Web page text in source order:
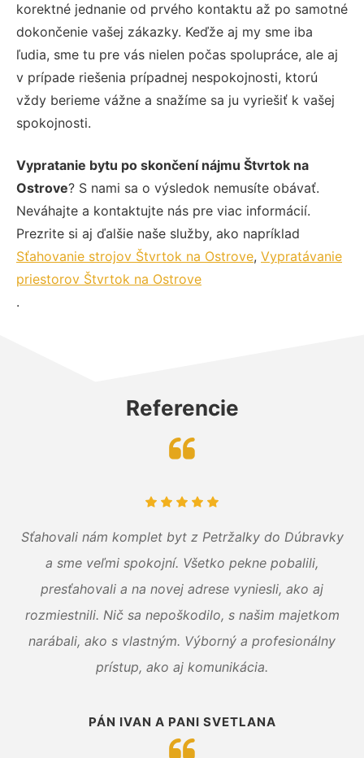
korektné jednanie od prvého kontaktu až po samotné
dokončenie vašej zákazky. Keďže aj my sme iba
ľudia, sme tu pre vás nielen počas spolupráce, ale aj
v prípade riešenia prípadnej nespokojnosti, ktorú
vždy berieme vážne a snažíme sa ju vyriešiť k vašej
spokojnosti.
Vypratanie bytu po skončení nájmu Štvrtok na
Ostrove? S nami sa o výsledok nemusíte obávať.
Neváhajte a kontaktujte nás pre viac informácií.
Prezrite si aj ďalšie naše služby, ako napríklad
Sťahovanie strojov Štvrtok na Ostrove, Vypratávanie
priestorov Štvrtok na Ostrove
.
Referencie
Sťahovali nám komplet byt z Petržalky do Dúbravky
a sme veľmi spokojní. Všetko pekne pobalili,
presťahovali a na novej adrese vyniesli, ako aj
rozmiestnili. Nič sa nepoškodilo, s našim majetkom
narábali, ako s vlastným. Výborný a profesionálny
prístup, ako aj komunikácia.
PÁN IVAN A PANI SVETLANA